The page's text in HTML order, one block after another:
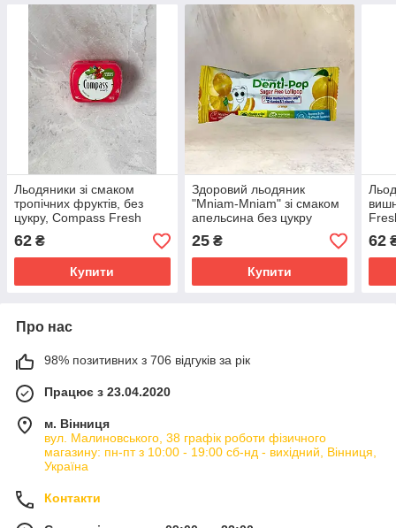
Льодяники зі смаком
тропічних фруктів, без
цукру, Compass Fresh
Mints Energy Jungle, 168 г.
62 ₴
Купити
Здоровий льодяник
"Mniam-Mniam" зі смаком
апельсина без цукру
Zdrowy Lizak
25₴
Купити
62
Про нас
98% позитивних з 706 відгуків за рік
Працює з 23.04.2020
м. Вінниця
вул. Малиновського, 38 графік роботи фізичного
магазину: пн-пт з 10:00 - 19:00 сб-нд - вихідний, Вінниця,
Україна
Контакти